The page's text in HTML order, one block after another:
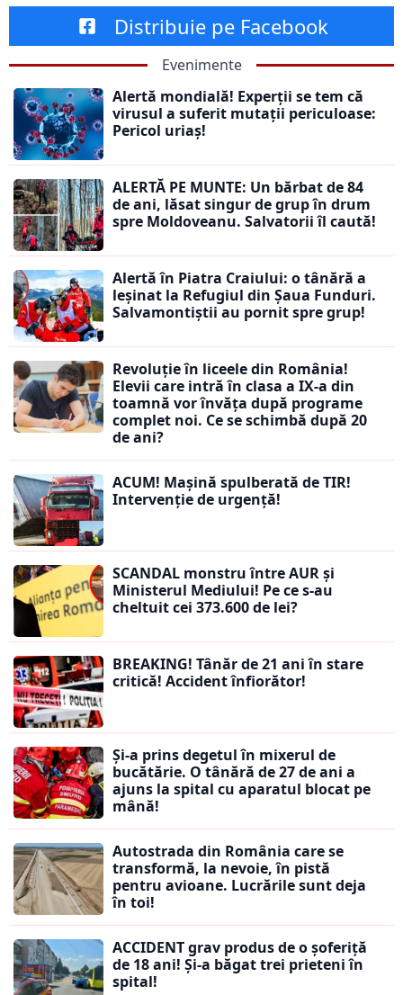
Distribuie pe Facebook
Evenimente
Alertă mondială! Experții se tem că
virusul a suferit mutații periculoase:
Pericol uriaș!
ALERTĂ PE MUNTE: Un bărbat de 84
de ani, lăsat singur de grup în drum
spre Moldoveanu. Salvatorii îl caută!
Alertă în Piatra Craiului: o tânără a
leșinat la Refugiul din Șaua Funduri.
Salvamontiștii au pornit spre grup!
Revoluție în liceele din România!
Elevii care intră în clasa a IX-a din
toamnă vor învăța după programe
complet noi. Ce se schimbă după 20
de ani?
ACUM! Mașină spulberată de TIR!
Intervenție de urgență!
SCANDAL monstru între AUR și
Ministerul Mediului! Pe ce s-au
cheltuit cei 373.600 de lei?
BREAKING! Tânăr de 21 ani în stare
critică! Accident înfiorător!
Și-a prins degetul în mixerul de
bucătărie. O tânără de 27 de ani a
ajuns la spital cu aparatul blocat pe
mână!
Autostrada din România care se
transformă, la nevoie, în pistă
pentru avioane. Lucrările sunt deja
în toi!
ACCIDENT grav produs de o șoferiță
de 18 ani! Și-a băgat trei prieteni în
spital!